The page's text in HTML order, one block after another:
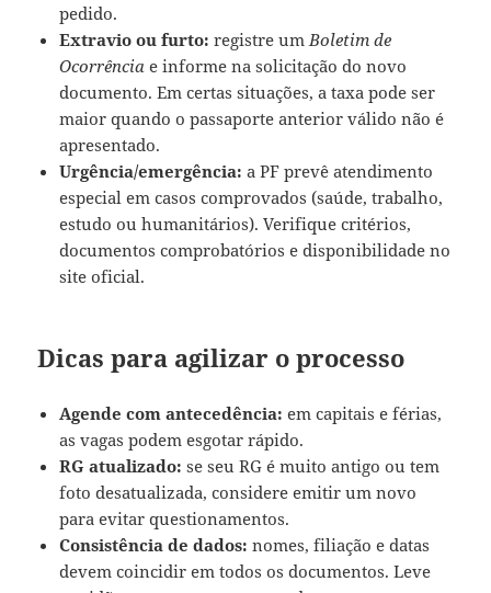
pedido.
Extravio ou furto: registre um Boletim de
Ocorrência e informe na solicitação do novo
documento. Em certas situações, a taxa pode ser
maior quando o passaporte anterior válido não é
apresentado.
Urgência/emergência: a PF prevê atendimento
especial em casos comprovados (saúde, trabalho,
estudo ou humanitários). Verifique critérios,
documentos comprobatórios e disponibilidade no
site oficial.
Dicas para agilizar o processo
Agende com antecedência: em capitais e férias,
as vagas podem esgotar rápido.
RG atualizado: se seu RG é muito antigo ou tem
foto desatualizada, considere emitir um novo
para evitar questionamentos.
Consistência de dados: nomes, filiação e datas
devem coincidir em todos os documentos. Leve